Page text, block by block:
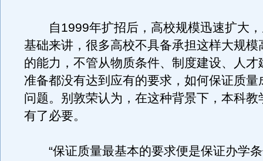
自1999年扩招后，高校规模迅速扩大，
基础来讲，很多高校不具备承担这样大规模
的能力，不管从物质条件、制度建设、人才
准备都没有达到应有的要求，如何保证质量
问题。别敦荣认为，在这种背景下，本科教
有了必要。
“保证质量最基本的要求便是保证办学条